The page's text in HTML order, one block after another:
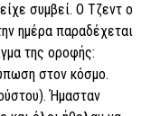
συμβεί. Ο Τζεντ ο
ημέρα παραδέχεται
της οροφής:
στον κόσμο.
Ήμασταν